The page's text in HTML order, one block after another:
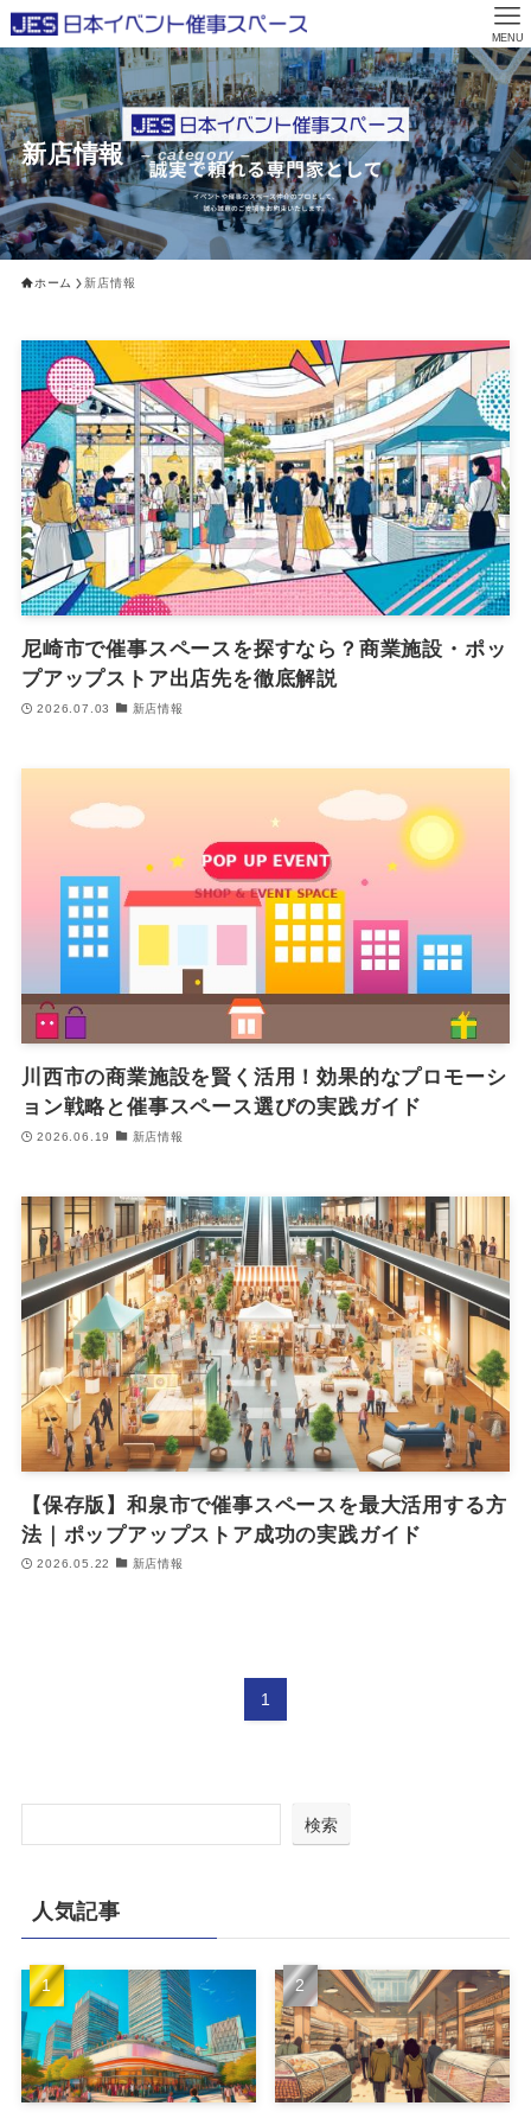
MENU
新店情報 – category –
ホーム 新店情報
尼崎市で催事スペースを探すなら？商業施設・ポッ
プアップストア出店先を徹底解説
2026.07.03 新店情報
川西市の商業施設を賢く活用！効果的なプロモーシ
ョン戦略と催事スペース選びの実践ガイド
2026.06.19 新店情報
【保存版】和泉市で催事スペースを最大活用する方
法｜ポップアップストア成功の実践ガイド
2026.05.22 新店情報
1
検索
人気記事